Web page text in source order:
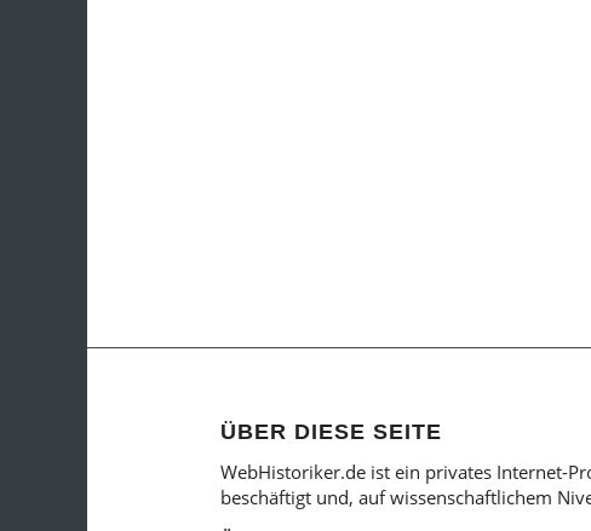
ÜBER DIESE SEITE
WebHistoriker.de ist ein privates Internet-
beschäftigt und, auf wissenschaftlichem